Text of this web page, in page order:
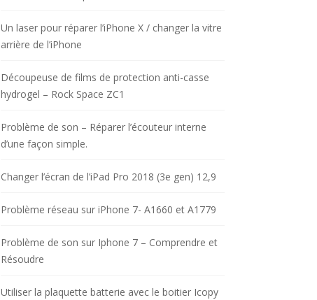
Un laser pour réparer l’iPhone X / changer la vitre
arrière de l’iPhone
Découpeuse de films de protection anti-casse
hydrogel – Rock Space ZC1
Problème de son – Réparer l’écouteur interne
d’une façon simple.
Changer l’écran de l’iPad Pro 2018 (3e gen) 12,9
Problème réseau sur iPhone 7- A1660 et A1779
Problème de son sur Iphone 7 – Comprendre et
Résoudre
Utiliser la plaquette batterie avec le boitier Icopy